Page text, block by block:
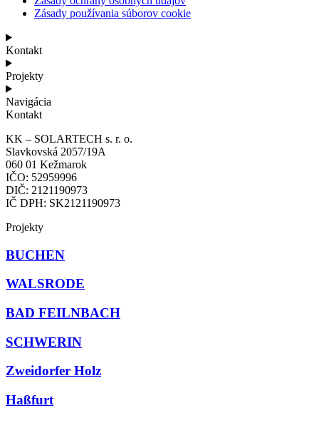
Zásady používania súborov cookie
Kontakt
Projekty
Navigácia
Kontakt
KK – SOLARTECH s. r. o.
Slavkovská 2057/19A
060 01 Kežmarok
IČO: 52959996
DIČ: 2121190973
IČ DPH: SK2121190973
Projekty
BUCHEN
WALSRODE
BAD FEILNBACH
SCHWERIN
Zweidorfer Holz
Haßfurt